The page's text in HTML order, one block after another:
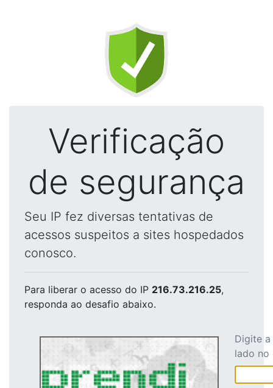
Verificação
de segurança
Seu IP fez diversas tentativas de
acessos suspeitos a sites hospedados
conosco.
Para liberar o acesso do IP 216.73.216.25,
responda ao desafio abaixo.
Digite
lado no